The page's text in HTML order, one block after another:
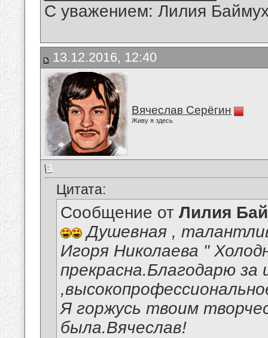
С уважением: Лилия
13.12.2016, 12:40
Вячеслав Серёгин
Живу я здесь
Цитата:
Сообщение от Лилия
Душевная ,
Игоря Николаева "
прекрасна.Благодарю за
Я горжусь твоим
была.Вячеслав!